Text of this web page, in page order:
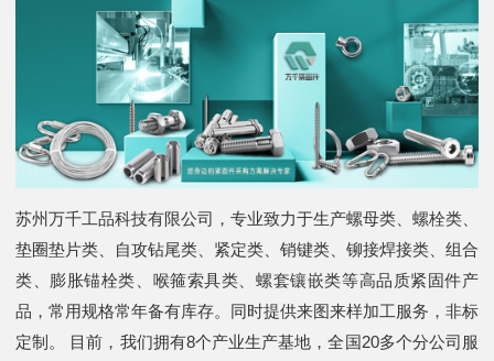
苏州万千工品科技有限公司，专业致力于生产螺母类、螺栓类、
垫圈垫片类、自攻钻尾类、紧定类、销键类、铆接焊接类、组合
类、膨胀锚栓类、喉箍索具类、螺套镶嵌类等高品质紧固件产
品，常用规格常年备有库存。同时提供来图来样加工服务，非标
定制。 目前，我们拥有8个产业生产基地，全国20多个分公司服